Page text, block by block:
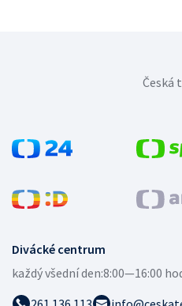
Divácké centrum
každý všední den:8:00—16:00
Česká